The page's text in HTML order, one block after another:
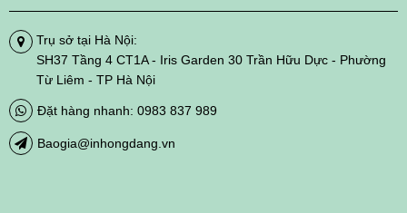
Trụ sở tại Hà Nội:
SH37 Tầng 4 CT1A - Iris Garden 30 Trần Hữu Dực - Phường
Từ Liêm - TP Hà Nội
Đặt hàng nhanh: 0983 837 989
Baogia@inhongdang.vn